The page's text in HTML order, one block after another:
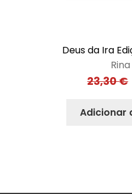
Deus da Ira
23,30€
Adicionar